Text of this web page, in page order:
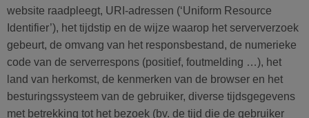
website raadpleegt, URI-adressen (‘Uniform Resource
Identifier’), het tijdstip en de wijze waarop het serververzoek
gebeurt, de omvang van het responsbestand, de numerieke
code van de serverrespons (positief, foutmelding …), het
land van herkomst, de kenmerken van de browser en het
besturingssysteem van de gebruiker, diverse tijdsgegevens
met betrekking tot het bezoek (bv. de tijd die de gebruiker